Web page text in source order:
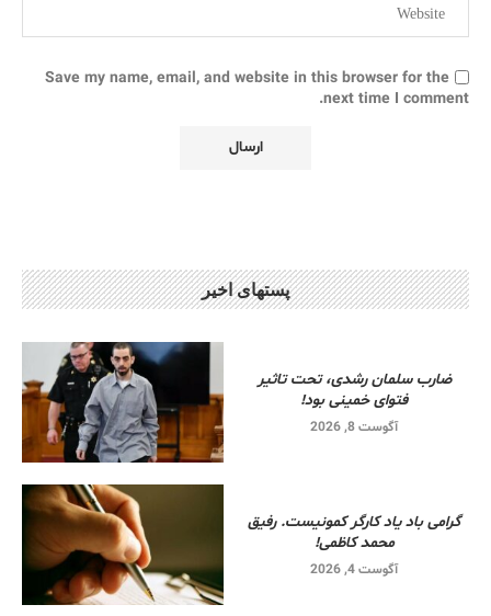
Save my name, email, and website in this browser for the
next time I comment.
پستهای اخیر
ضارب سلمان رشدی، تحت تاثیر
فتوای خمینی بود!
آگوست 8, 2026
گرامی باد یاد کارگر کمونیست. رفیق
محمد کاظمی!
آگوست 4, 2026